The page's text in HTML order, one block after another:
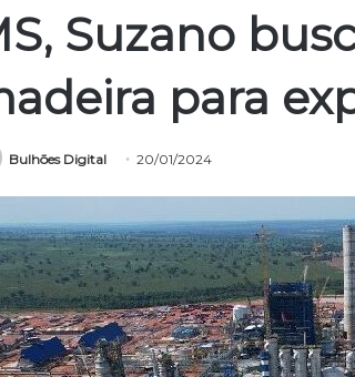
Suzano
para
Bulhões Digital 20/01/2024